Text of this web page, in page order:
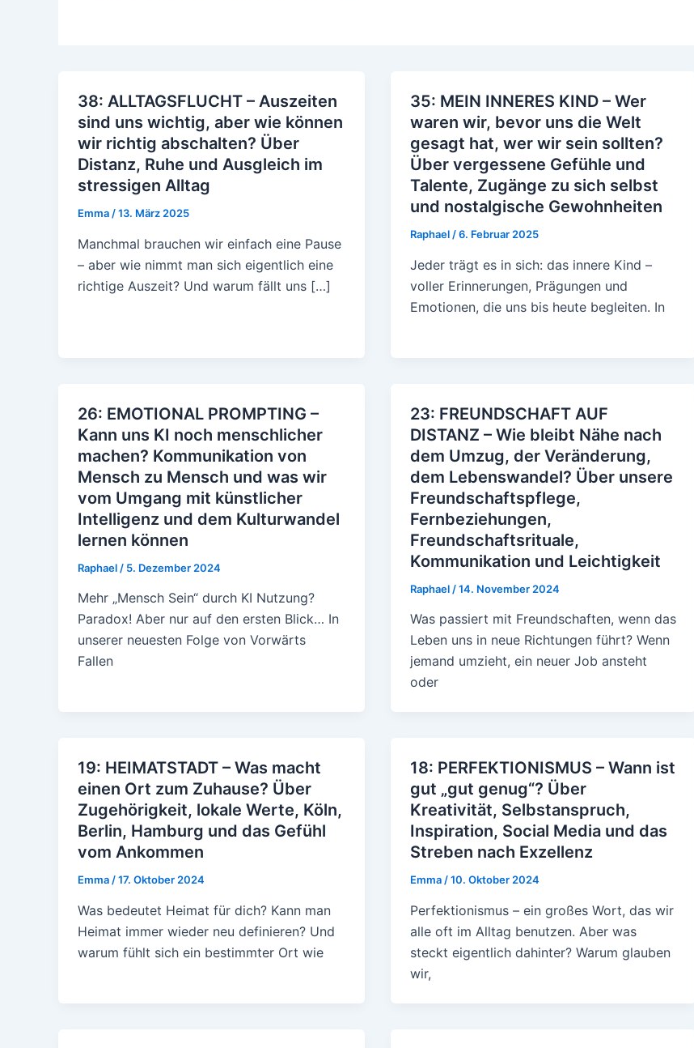
38: ALLTAGSFLUCHT – Auszeiten
sind uns wichtig, aber wie können
wir richtig abschalten? Über
Distanz, Ruhe und Ausgleich im
stressigen Alltag
Emma /13. März 2025
Manchmal brauchen wir einfach eine Pause
– aber wie nimmt man sich eigentlich eine
richtige Auszeit? Und warum fällt uns […]
35: MEIN INNERES KIND – Wer
waren wir, bevor uns die Welt
gesagt hat, wer wir sein sollten?
Über vergessene Gefühle und
Talente, Zugänge zu sich selbst
und nostalgische Gewohnheiten
Raphael /6. Februar 2025
Jeder trägt es in sich: das innere Kind –
voller Erinnerungen, Prägungen und
Emotionen, die uns bis heute begleiten. In
26: EMOTIONAL PROMPTING –
Kann uns KI noch menschlicher
machen? Kommunikation von
Mensch zu Mensch und was wir
vom Umgang mit künstlicher
Intelligenz und dem Kulturwandel
lernen können
Raphael / 5. Dezember 2024
Mehr „Mensch Sein“ durch KI Nutzung?
Paradox! Aber nur auf den ersten Blick… In
unserer neuesten Folge von Vorwärts
Fallen
23: FREUNDSCHAFT AUF
DISTANZ – Wie bleibt Nähe nach
dem Umzug, der Veränderung,
dem Lebenswandel? Über unsere
Freundschaftspflege,
Fernbeziehungen,
Freundschaftsrituale,
Kommunikation und Leichtigkeit
Raphael /14. November 2024
Was passiert mit Freundschaften, wenn das
Leben uns in neue Richtungen führt? Wenn
jemand umzieht, ein neuer Job ansteht
oder
19: HEIMATSTADT – Was macht
einen Ort zum Zuhause? Über
Zugehörigkeit, lokale Werte, Köln,
Berlin, Hamburg und das Gefühl
vom Ankommen
Emma /17. Oktober 2024
Was bedeutet Heimat für dich? Kann man
Heimat immer wieder neu definieren? Und
warum fühlt sich ein bestimmter Ort wie
18: PERFEKTIONISMUS – Wann ist
gut „gut genug“? Über
Kreativität, Selbstanspruch,
Inspiration, Social Media und das
Streben nach Exzellenz
Emma /10. Oktober 2024
Perfektionismus – ein großes Wort, das wir
alle oft im Alltag benutzen. Aber was
steckt eigentlich dahinter? Warum glauben
wir,